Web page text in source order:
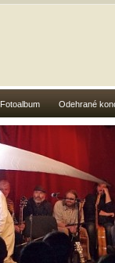
Fotoalbum Odehrané